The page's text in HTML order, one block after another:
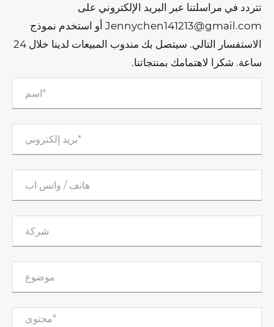
تتردد في مراسلتنا عبر البريد الإلكتروني على
Jennychen141213@gmail.com أو استخدم نموذج
الاستفسار التالي. سيتصل بك مندوب المبيعات لدينا خلال 24
ساعة. شكرا لاهتمامك بمنتجاتنا.